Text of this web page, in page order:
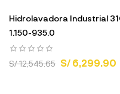
Hidrolavadora Industrial
1.150-935.0
S/ 12,545.65 S/ 6,299.90